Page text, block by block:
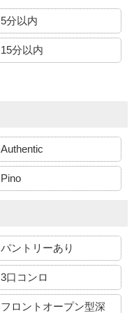
5分以内
15分以内
Authentic
Pino
パントリーあり
3口コンロ
フロントオープン型深